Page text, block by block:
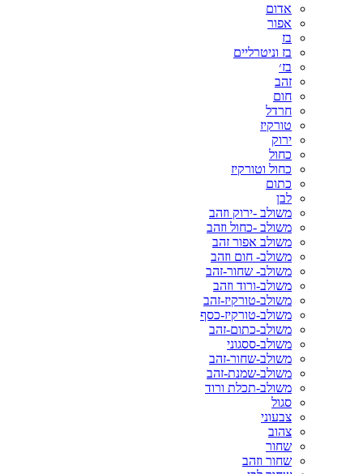
אדום
אפור
בז
בז וניטרליים
בז׳
זהב
חום
חרדל
טורקיז
ירוק
כחול
כחול וטורקיז
כתום
לבן
משולב -ירוק וזהב
משולב -כחול וזהב
משולב אפור זהב
משולב- חום וזהב
משולב- שחור-זהב
משולב-ורוד וזהב
משולב-טורקיז-זהב
משולב-טורקיז-כסף
משולב-כתום-זהב
משולב-ססגוני
משולב-שחור-זהב
משולב-שמנת-זהב
משולב-תכלת ורוד
סגול
צבעוני
צהוב
שחור
שחור וזהב